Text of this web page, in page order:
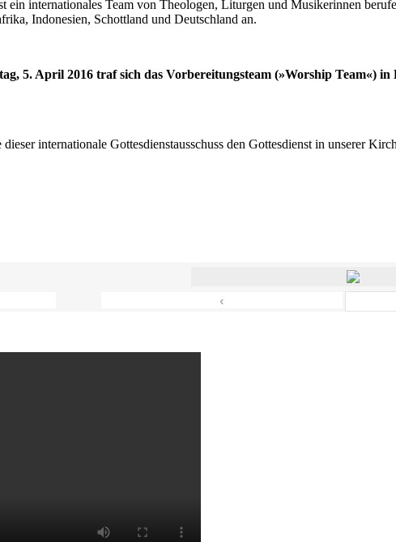
ein internationales Team von Theologen, Liturgen und Musikerinnen
Indonesien, Schottland und Deutschland an.
5. April 2016 traf sich das Vorbereitungsteam (»Worship Team«) in
internationale Gottesdienstausschuss den Gottesdienst in unserer
‹